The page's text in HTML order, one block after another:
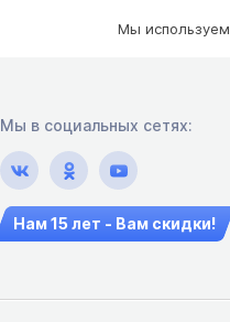
Мы используем
Мы в социальных сетях:
Нам 15 лет - Вам скидки!